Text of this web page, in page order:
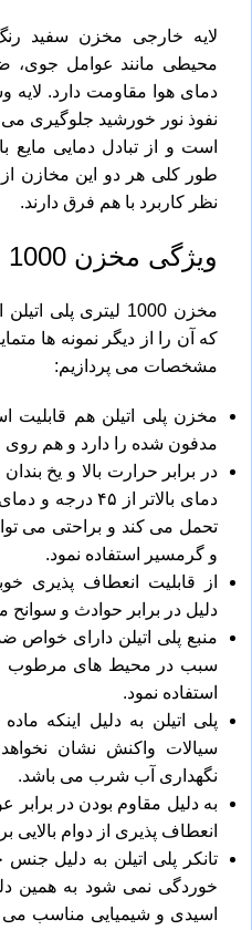
لایه خارجی مخزن سفید
محیطی مانند عوامل جوی،
دمای هوا مقاومت دارد.
نفوذ نور خورشید جلوگیری می
است و از تبادل دمایی
طور کلی هر دو این مخازن
نظر کاربرد با هم فرق دارند.
ویژگی مخزن 1000 لیتری
مخزن 1000 لیتری
که آن را از دیگر نمونه ها
مشخصات می پردازیم:
مخزن پلی اتیلن هم قابلیت
مدفون شده را دارد و هم
در برابر حرارت بالا و یخ
تحمل می کند و براحتی می
و گرمسیر استفاده نمود.
از قابلیت انعطاف پذیری
دلیل در برابر حوادث و
منبع پلی اتیلن دارای خواص
سبب در محیط های مرطوب
استفاده نمود.
پلی اتیلن به دلیل اینکه
سیالات واکنش نشان
نگهداری آب شرب می باشد.
به دلیل مقاوم بودن در
انعطاف پذیری از دوام بالایی
تانکر پلی اتیلن به دلیل
خوردگی نمی شود به همین
اسیدی و شیمیایی مناسب می